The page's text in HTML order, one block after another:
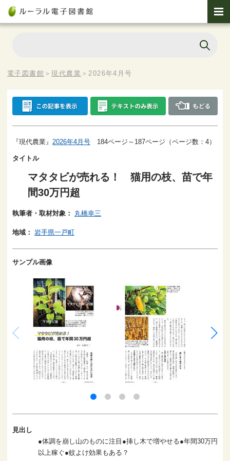
電子図書館 ＞現代農業 ＞2026年4月号
『現代農業』 2026年4月号 184ページ～187ページ（ページ数：4）
タイトル
マタタビが売れる！ 猫用の枝、苗で年
間30万円超
執筆者・取材対象： 丸橋幸三
地域： 岩手県一戸町
サンプル画像
見出し
●体調を崩し山のものに注目●挿し木で増やせる●年間30万円
以上稼ぐ●蚊よけ効果もある？